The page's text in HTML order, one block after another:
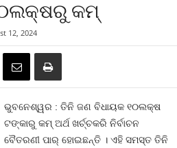
୧୦ଲକ୍ଷରୁ କମ୍‍
12, 2024
ଭୁବନେଶ୍ୱର : ତିନି ଜଣ ବିଧାୟକ ୧୦ଲକ୍ଷ
ଟଙ୍କାରୁ କମ୍‍ ଅର୍ଥ ଖର୍ଚ୍ଚକରି ନିର୍ବାଚନ
ବୈତରଣୀ ପାର୍‍ ହୋଇଛନ୍ତି । ଏହି ସମସ୍ତ ତିନି